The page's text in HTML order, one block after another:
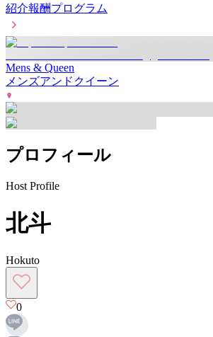
紹介報酬プログラム
Mens & Queen
メンズアンドクイーン
プロフィール
Host Profile
北斗
Hokuto
0